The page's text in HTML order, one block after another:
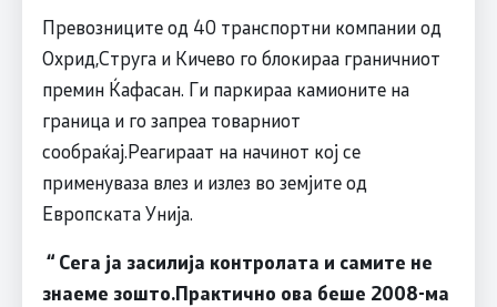
Превозниците од 40 транспортни компании од
Охрид,Струга и Кичево го блокираа граничниот
премин Ќафасан. Ги паркираа камионите на
граница и го запреа товарниот
сообраќај.Реагираат на начинот кој се
применуваза влез и излез во земјите од
Европската Унија.
“ Сега ја засилија контролата и самите не
знаеме зошто.Практично ова беше 2008-ма